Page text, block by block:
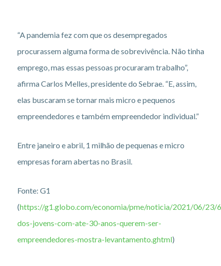
“A pandemia fez com que os desempregados
procurassem alguma forma de sobrevivência. Não tinha
emprego, mas essas pessoas procuraram trabalho”,
afirma Carlos Melles, presidente do Sebrae. “E, assim,
elas buscaram se tornar mais micro e pequenos
empreendedores e também empreendedor individual.”
Entre janeiro e abril, 1 milhão de pequenas e micro
empresas foram abertas no Brasil.
Fonte: G1
(https://g1.globo.com/economia/pme/noticia/2021/06/23/
dos-jovens-com-ate-30-anos-querem-ser-
empreendedores-mostra-levantamento.ghtml)